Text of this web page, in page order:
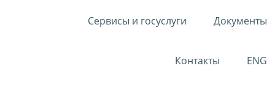
Сервисы и госуслуги Документы
Контакты ENG